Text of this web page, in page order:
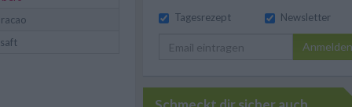
Tagesrezept
Newsletter
Anmelden